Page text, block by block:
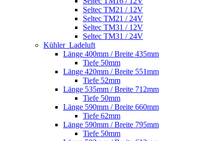
Seltec TM21 / 12V
Seltec TM21 / 24V
Seltec TM31 / 12V
Seltec TM31 / 24V
Kühler_Ladeluft
Länge 400mm / Breite 435mm
Tiefe 50mm
Länge 420mm / Breite 551mm
Tiefe 52mm
Länge 535mm / Breite 712mm
Tiefe 50mm
Länge 590mm / Breite 660mm
Tiefe 62mm
Länge 590mm / Breite 795mm
Tiefe 50mm